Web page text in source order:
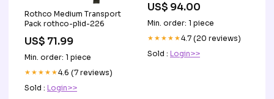
Rothco Medium Transport
Pack rothco-plid-226
US$ 71.99
Min. order: 1 piece
★★★★★4.6 (7 reviews)
Sold : Login>>
US$ 94.00
Min. order: 1 piece
★★★★★4.7 (20 reviews)
Sold : Login>>